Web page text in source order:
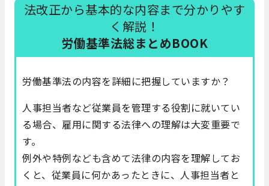
法改正から基本的な内容まで分かりやす
く解説！
労働基準法総まとめBOOK
労働基準法の内容を詳細に把握していますか？
人事担当者など従業員を管理する役割に就いてい
る場合、雇用に関する法律への理解は大変重要で
す。
例外や特例なども含めて法律の内容を理解してお
くと、従業員に何かあったときに、人事担当者と